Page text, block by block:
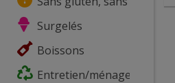
Surgelés
Boissons
Entretien/ménage